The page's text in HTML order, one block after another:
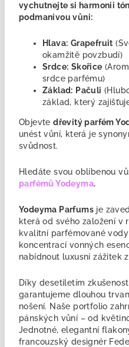
vychutnejte si harmonii
podmanivou vůni:
Hlava: Grapefruit
okamžitě povzbudí)
Srdce: Skořice
srdce parfému)
Základ: Pačuli
základ, který
Objevtedřevitý parfém
unést vůní, která je
svůdnost.
Hledáte svou oblíbenou
parfémů Yodeyma.
Yodeyma Parfums je
která od svého založení v
kvalitní parfémované
koncentrací vonných
nabídnout luxusní zážitek
Díky desetiletím
garantujeme dlouhou
nošení. Naše portfolio
pánských vůní – od
Jednotné, elegantní
francouzský designér